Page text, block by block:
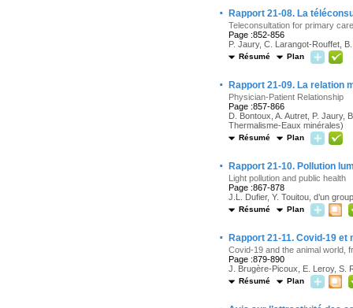
· Rapport 21-08. La
Teleconsultation for primary
Page :852-856
P. Jaury, C. Larangot-Rouffet,
Résumé Plan
· Rapport 21-09. La relation
Physician-Patient Relationship
Page :857-866
D. Bontoux, A. Autret, P. Jaury,
Thermalisme-Eaux minérales)
Résumé Plan
· Rapport 21-10. Pollution
Light pollution and public health
Page :867-878
J.L. Dufier, Y. Touitou, d’un
Résumé Plan
· Rapport 21-11. Covid-19
Covid-19 and the animal world,
Page :879-890
J. Brugère-Picoux, E. Leroy, S.
Résumé Plan